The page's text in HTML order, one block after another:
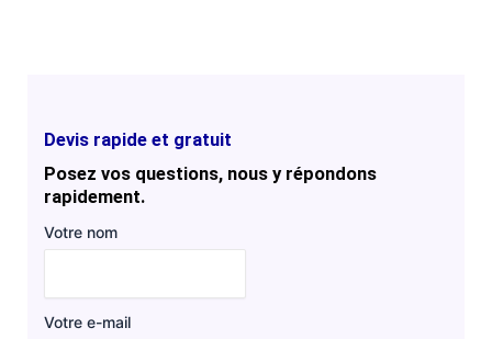
Devis rapide et gratuit
Posez vos questions, nous y répondons
rapidement.
Votre nom
Votre e-mail